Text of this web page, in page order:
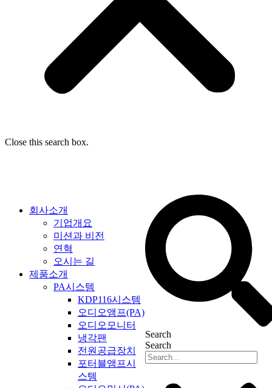
Close this search box.
회사소개
기업개요
미션과 비전
연혁
오시는 길
제품소개
PA시스템
KDP116시스템
오디오앰프(PA)
오디오모니터
냉각팬
전원공급장치
포터블앰프시
스템
Search
Search